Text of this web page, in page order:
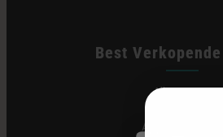
Best
All Gas OG
Apple Blossom